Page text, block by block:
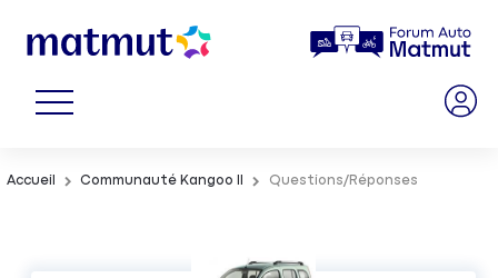
Accueil Communauté Kangoo II Questions/Réponses